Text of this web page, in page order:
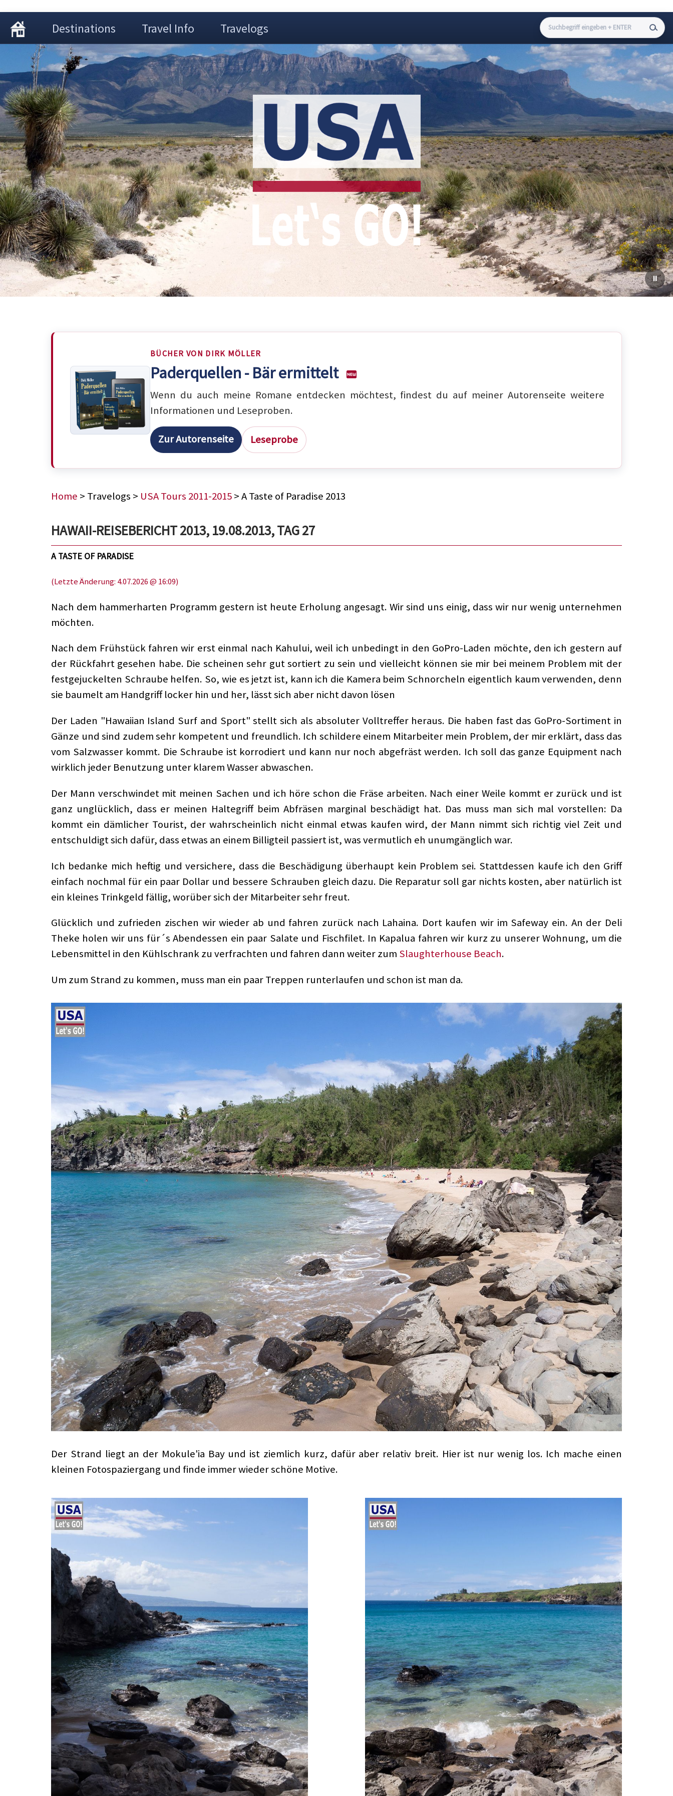
Destinations Travel Info Travelogs
BÜCHER VON DIRK MÖLLER
Paderquellen - Bär ermittelt
Wenn du auch meine Romane entdecken möchtest, findest du auf meiner Autorenseite weitere
Informationen und Leseproben.
Zur Autorenseite Leseprobe
Home > Travelogs > USA Tours 2011-2015> A Taste of Paradise 2013
HAWAII-REISEBERICHT 2013, 19.08.2013, TAG 27
A TASTE OF PARADISE
(Letzte Änderung: 4.07.2026 @ 16:09)
Nach dem hammerharten Programm gestern ist heute Erholung angesagt. Wir sind uns einig, dass wir nur wenig unternehmen
möchten.
Nach dem Frühstück fahren wir erst einmal nach Kahului, weil ich unbedingt in den GoPro-Laden möchte, den ich gestern auf
der Rückfahrt gesehen habe. Die scheinen sehr gut sortiert zu sein und vielleicht können sie mir bei meinem Problem mit der
festgejuckelten Schraube helfen. So, wie es jetzt ist, kann ich die Kamera beim Schnorcheln eigentlich kaum verwenden, denn
sie baumelt am Handgriff locker hin und her, lässt sich aber nicht davon lösen
Der Laden "Hawaiian Island Surf and Sport" stellt sich als absoluter Volltreffer heraus. Die haben fast das GoPro-Sortiment in
Gänze und sind zudem sehr kompetent und freundlich. Ich schildere einem Mitarbeiter mein Problem, der mir erklärt, dass das
vom Salzwasser kommt. Die Schraube ist korrodiert und kann nur noch abgefräst werden. Ich soll das ganze Equipment nach
wirklich jeder Benutzung unter klarem Wasser abwaschen.
Der Mann verschwindet mit meinen Sachen und ich höre schon die Fräse arbeiten. Nach einer Weile kommt er zurück und ist
ganz unglücklich, dass er meinen Haltegriff beim Abfräsen marginal beschädigt hat. Das muss man sich mal vorstellen: Da
kommt ein dämlicher Tourist, der wahrscheinlich nicht einmal etwas kaufen wird, der Mann nimmt sich richtig viel Zeit und
entschuldigt sich dafür, dass etwas an einem Billigteil passiert ist, was vermutlich eh unumgänglich war.
Ich bedanke mich heftig und versichere, dass die Beschädigung überhaupt kein Problem sei. Stattdessen kaufe ich den Griff
einfach nochmal für ein paar Dollar und bessere Schrauben gleich dazu. Die Reparatur soll gar nichts kosten, aber natürlich ist
ein kleines Trinkgeld fällig, worüber sich der Mitarbeiter sehr freut.
Glücklich und zufrieden zischen wir wieder ab und fahren zurück nach Lahaina. Dort kaufen wir im Safeway ein. An der Deli
Theke holen wir uns für´s Abendessen ein paar Salate und Fischfilet. In Kapalua fahren wir kurz zu unserer Wohnung, um die
Lebensmittel in den Kühlschrank zu verfrachten und fahren dann weiter zum Slaughterhouse Beach.
Um zum Strand zu kommen, muss man ein paar Treppen runterlaufen und schon ist man da.
Der Strand liegt an der Mokule'ia Bay und ist ziemlich kurz, dafür aber relativ breit. Hier ist nur wenig los. Ich mache einen
kleinen Fotospaziergang und finde immer wieder schöne Motive.